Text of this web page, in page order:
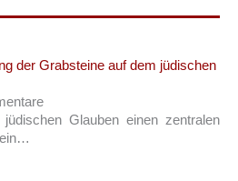
der Grabsteine auf dem jüdischen
Glauben einen zentralen
ein…